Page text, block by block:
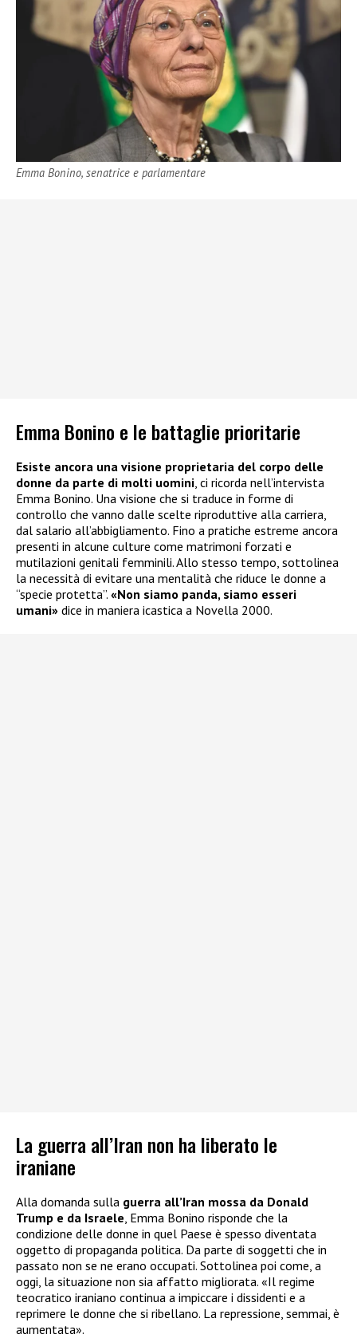
Emma Bonino, senatrice e parlamentare
Emma Bonino e le battaglie prioritarie
Esiste ancora una visione proprietaria del corpo delle
donne da parte di molti uomini , ci ricorda nell’intervista
Emma Bonino. Una visione che si traduce in forme di
controllo che vanno dalle scelte riproduttive alla carriera,
dal salario all’abbigliamento. Fino a pratiche estreme ancora
presenti in alcune culture come matrimoni forzati e
mutilazioni genitali femminili. Allo stesso tempo, sottolinea
la necessità di evitare una mentalità che riduce le donne a
“specie protetta”. «Non siamo panda, siamo esseri
umani» dice in maniera icastica a Novella 2000.
La guerra all’Iran non ha liberato le
iraniane
Alla domanda sulla guerra all’Iran mossa da Donald
Trump e da Israele , Emma Bonino risponde che la
condizione delle donne in quel Paese è spesso diventata
oggetto di propaganda politica. Da parte di soggetti che in
passato non se ne erano occupati. Sottolinea poi come, a
oggi, la situazione non sia affatto migliorata. «Il regime
teocratico iraniano continua a impiccare i dissidenti e a
reprimere le donne che si ribellano. La repressione, semmai, è
aumentata».